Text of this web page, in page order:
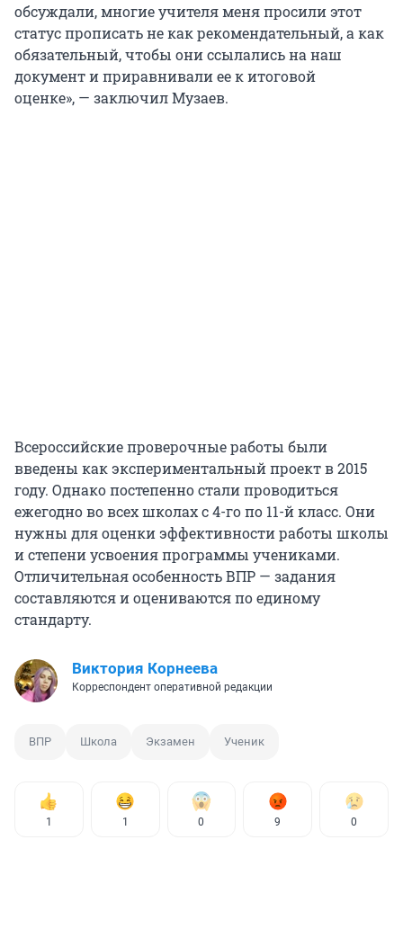
обсуждали, многие учителя меня просили этот
статус прописать не как рекомендательный, а как
обязательный, чтобы они ссылались на наш
документ и приравнивали ее к итоговой
оценке», — заключил Музаев.
Всероссийские проверочные работы были
введены как экспериментальный проект в 2015
году. Однако постепенно стали проводиться
ежегодно во всех школах с 4-го по 11-й класс. Они
нужны для оценки эффективности работы школы
и степени усвоения программы учениками.
Отличительная особенность ВПР — задания
составляются и оцениваются по единому
стандарту.
Виктория Корнеева
Корреспондент оперативной редакции
ВПР Школа Экзамен Ученик
1 1 0 9 0